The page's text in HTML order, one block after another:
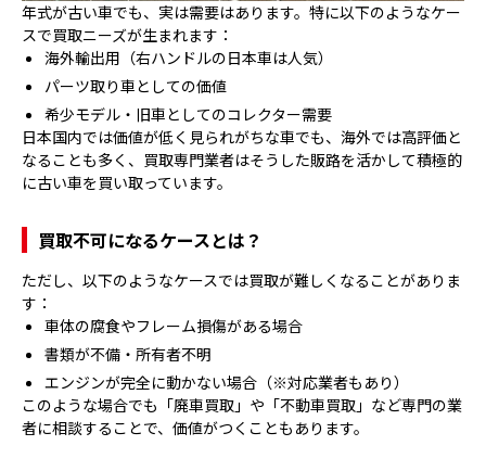
年式が古い車でも、実は需要はあります。特に以下のようなケー
スで買取ニーズが生まれます：
海外輸出用（右ハンドルの日本車は人気）
パーツ取り車としての価値
希少モデル・旧車としてのコレクター需要
日本国内では価値が低く見られがちな車でも、海外では高評価と
なることも多く、買取専門業者はそうした販路を活かして積極的
に古い車を買い取っています。
買取不可になるケースとは？
ただし、以下のようなケースでは買取が難しくなることがありま
す：
車体の腐食やフレーム損傷がある場合
書類が不備・所有者不明
エンジンが完全に動かない場合（※対応業者もあり）
このような場合でも「廃車買取」や「不動車買取」など専門の業
者に相談することで、価値がつくこともあります。